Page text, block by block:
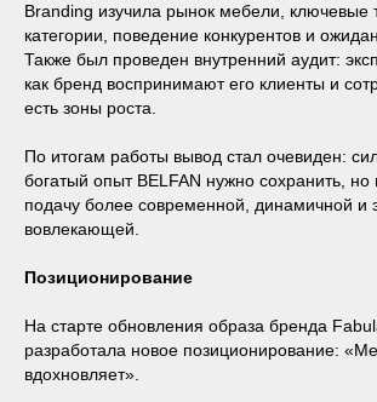
Branding изучила рынок мебели, ключевые
категории, поведение конкурентов и
Также был проведен внутренний аудит:
как бренд воспринимают его клиенты и
есть зоны роста.
По итогам работы вывод стал очевиден:
богатый опыт BELFAN нужно сохранить, но
подачу более современной, динамичной и
вовлекающей.
Позиционирование
На старте обновления образа бренда
разработала новое позиционирование:
вдохновляет».